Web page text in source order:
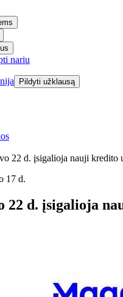
nariu
Pildyti užklausą
22 d. įsigalioja nauji kredito
17 d.
22 d. įsigalioja